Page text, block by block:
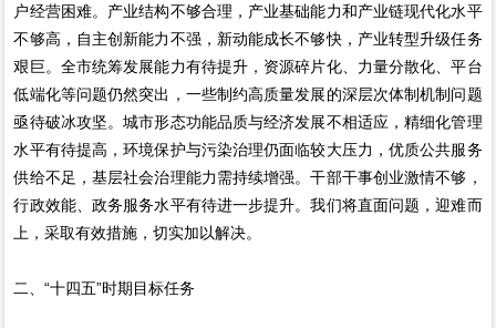
户经营困难。产业结构不够合理，产业基础能力和产业链现代化水平
不够高，自主创新能力不强，新动能成长不够快，产业转型升级任务
艰巨。全市统筹发展能力有待提升，资源碎片化、力量分散化、平台
低端化等问题仍然突出，一些制约高质量发展的深层次体制机制问题
亟待破冰攻坚。城市形态功能品质与经济发展不相适应，精细化管理
水平有待提高，环境保护与污染治理仍面临较大压力，优质公共服务
供给不足，基层社会治理能力需持续增强。干部干事创业激情不够，
行政效能、政务服务水平有待进一步提升。我们将直面问题，迎难而
上，采取有效措施，切实加以解决。
二、“十四五”时期目标任务